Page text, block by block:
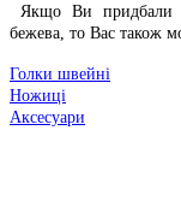
Якщо Ви придбали
бежева, то Вас також
Голки швейні
Ножиці
Аксесуари